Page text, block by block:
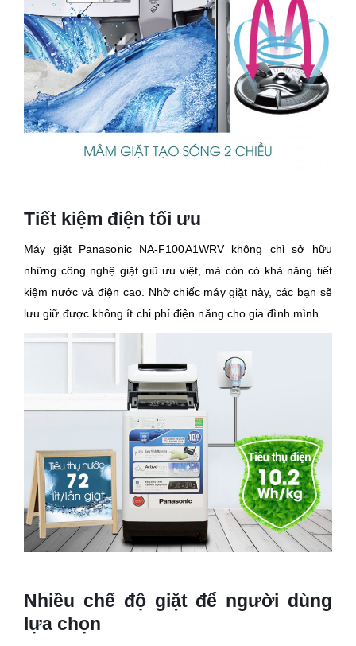
Tiết kiệm điện tối ưu
Máy giặt Panasonic NA-F100A1WRV không chỉ sở hữu
những công nghệ giặt giũ ưu việt, mà còn có khả năng tiết
kiệm nước và điện cao. Nhờ chiếc máy giặt này, các bạn sẽ
lưu giữ được không ít chi phí điện năng cho gia đình mình.
Nhiều chế độ giặt để người dùng
lựa chọn